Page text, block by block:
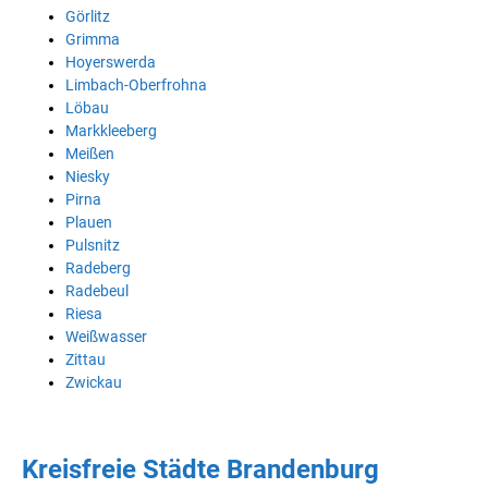
Görlitz
Grimma
Hoyerswerda
Limbach-Oberfrohna
Löbau
Markkleeberg
Meißen
Niesky
Pirna
Plauen
Pulsnitz
Radeberg
Radebeul
Riesa
Weißwasser
Zittau
Zwickau
Kreisfreie Städte Brandenburg